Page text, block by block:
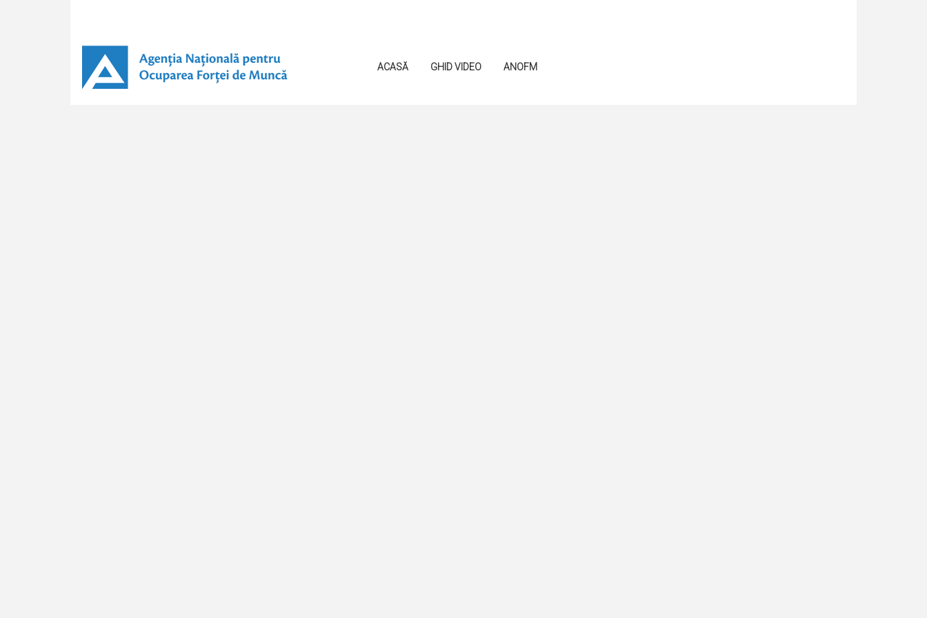
ACASĂ GHID VIDEO ANOFM